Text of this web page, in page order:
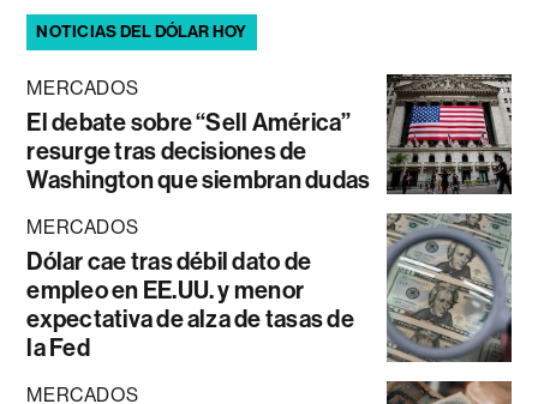
NOTICIAS DEL DÓLAR HOY
MERCADOS
El debate sobre “Sell América”
resurge tras decisiones de
Washington que siembran dudas
MERCADOS
Dólar cae tras débil dato de
empleo en EE.UU. y menor
expectativa de alza de tasas de
la Fed
MERCADOS